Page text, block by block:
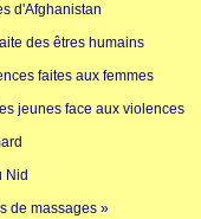
d'Afghanistan
des êtres humains
faites aux femmes
jeunes face aux violences
Nid
de massages »